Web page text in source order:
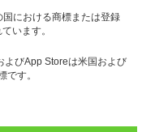
における商標または登録
います。
びApp Storeは米国および
です。